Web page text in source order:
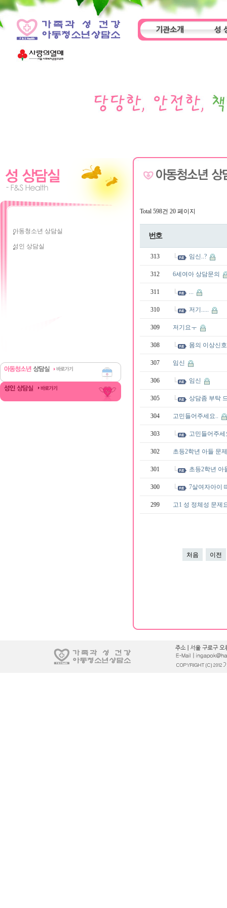
기관소개 성
아동청소년 상담실
성인 상담실
Total 598건 20 페이지
번호
313 임신..?
312 6세여아 상담문의
311 ...
310 저기.....
309 저기요ㅜ
308 몸의 이상신
307 임신
306 임신
305 상담좀 부탁
304 고민들어주세요..
303 고민들어주
302 초등2학년 아들 문
301 초등2학년 아
300 7살여자아이
299 고1 성 정체성 문제
처음 이전